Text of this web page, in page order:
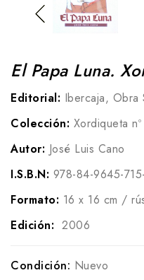
El Papa Luna.
Editorial: Ibercaja, Obra
Colección: Xordiqueta nº
Autor: José Luis Cano
I.S.B.N: 978-84-9645-
Formato: 16 x 16 cm /
Edición: 2006
Condición: Nuevo